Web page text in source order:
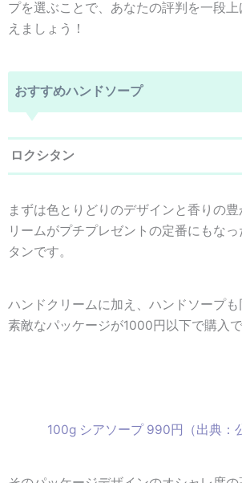
プを選ぶことで、あなたの評判を一段
えましょう！
おすすめハンドソープ
ロクシタン
まずは色とりどりのデザインと香りの
リームがプチプレゼントの定番にもな
タンです。
ハンドクリームに加え、ハンドソープも
素敵なパッケージが1000円以下で購入で
100g シアソープ 990円（出典：